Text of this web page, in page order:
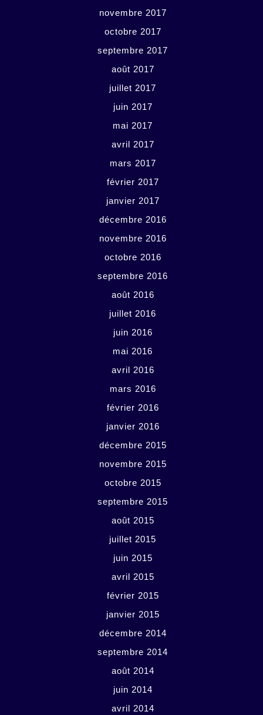
novembre 2017
octobre 2017
septembre 2017
août 2017
juillet 2017
juin 2017
mai 2017
avril 2017
mars 2017
février 2017
janvier 2017
décembre 2016
novembre 2016
octobre 2016
septembre 2016
août 2016
juillet 2016
juin 2016
mai 2016
avril 2016
mars 2016
février 2016
janvier 2016
décembre 2015
novembre 2015
octobre 2015
septembre 2015
août 2015
juillet 2015
juin 2015
avril 2015
février 2015
janvier 2015
décembre 2014
septembre 2014
août 2014
juin 2014
avril 2014